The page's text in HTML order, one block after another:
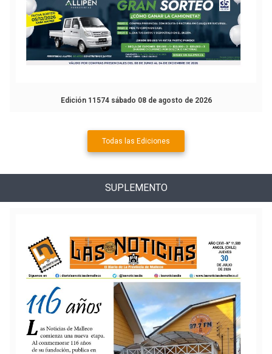
Edición 11574 sábado 08 de agosto de 2026
Todas las Ediciones
SUPLEMENTO